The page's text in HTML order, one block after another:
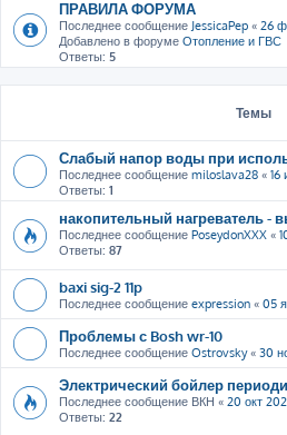
ПРАВИЛА ФОРУМА
Последнее сообщение JessicaPep « 26
Добавлено в форуме Отопление и ГВС
Ответы: 5
Темы
Слабый напор воды при
Последнее сообщение miloslava28 « 16
Ответы: 1
накопительный нагреватель
Последнее сообщение PoseydonXXX «
Ответы: 87
baxi sig-2 11p
Последнее сообщение expression « 05
Проблемы с Bosh wr-10
Последнее сообщение Ostrovsky« 30
Электрический бойлер
Последнее сообщение ВКН « 20 окт
Ответы: 22